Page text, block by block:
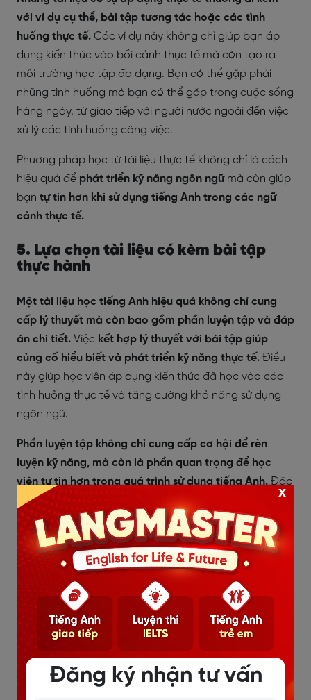
với ví dụ cụ thể, bài tập tương tác hoặc các tình
huống thực tế. Các ví dụ này không chỉ giúp bạn áp
dụng kiến thức vào bối cảnh thực tế mà còn tạo ra
môi trường học tập đa dạng. Bạn có thể gặp phải
những tình huống mà bạn có thể gặp trong cuộc sống
hàng ngày, từ giao tiếp với người nước ngoài đến việc
xử lý các tình huống công việc.
Phương pháp học từ tài liệu thực tế không chỉ là cách
hiệu quả để phát triển kỹ năng ngôn ngữ mà còn giúp
bạn tự tin hơn khi sử dụng tiếng Anh trong các ngữ
cảnh thực tế.
5. Lựa chọn tài liệu có kèm bài tập
thực hành
Một tài liệu học tiếng Anh hiệu quả không chỉ cung
cấp lý thuyết mà còn bao gồm phần luyện tập và đáp
án chi tiết. Việc kết hợp lý thuyết với bài tập giúp
củng cố hiểu biết và phát triển kỹ năng thực tế. Điều
này giúp học viên áp dụng kiến thức đã học vào các
tình huống thực tế và tăng cường khả năng sử dụng
ngôn ngữ.
Phần luyện tập không chỉ cung cấp cơ hội để rèn
luyện kỹ năng, mà còn là phần quan trọng để học
viên tự tin hơn trong quá trình sử dụng tiếng Anh. Đặc
biệt,có đáp án chi tiết đi kèm là một nguồn đánh giá
quan trọng. Đáp án giúp học viên tự kiểm tra và hiểu
rõ hơn về những khái niệm cụ đã học, từ đó giúp họ
điều chỉnh và cải thiện hiệu suất học tập của mình một
cách hiệu quả. Đồng thời, đáp án cũng tạo ra một
quá trình học tập có tính tương tác và xây dựng sự tự
tin trong quá trình học tiếng Anh.
Đăng ký nhận tư vấn
x